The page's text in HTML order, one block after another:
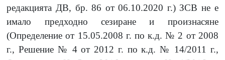
редакцията ДВ, бр. 86 от 06.10.2020 г.) ЗСВ не е
имало предходно сезиране и произнасяне
(Определение от 15.05.2008 г. по к.д. № 2 от 2008
г., Решение № 4 от 2012 г. по к.д. № 14/2011 г.,